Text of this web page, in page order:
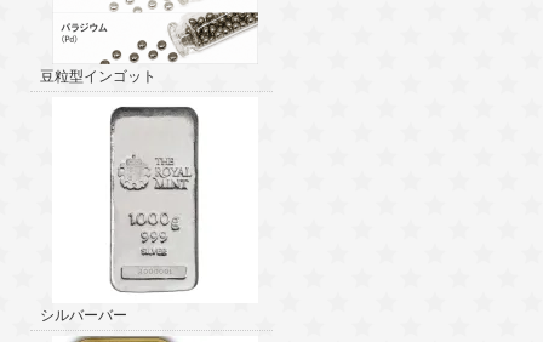
豆粒型インゴット
シルバーバー